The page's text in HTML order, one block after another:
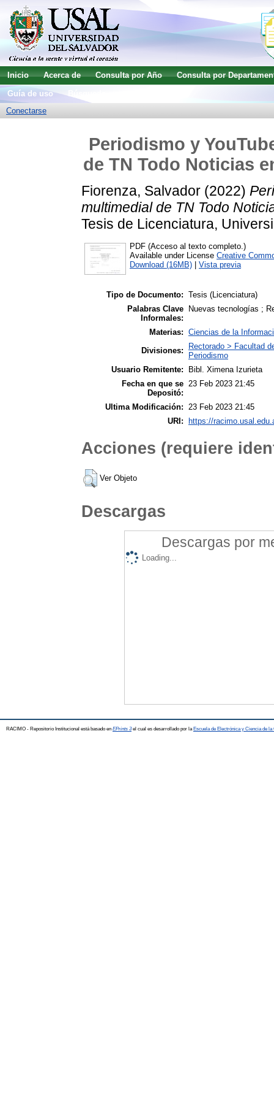
Inicio Acerca de Consulta por Año
Consulta por
Guía de uso
Conectarse
Periodismo y
de TN Todo Noticias
Fiorenza, Salvador (2022)
multimedial de TN Todo
Tesis de Licenciatura,
PDF (Acceso al texto completo.)
Available under License Creative
Download (16MB)
Vista previa
Tipo de Documento: Tesis (Licenciatura)
Palabras Clave
Informales:
Nuevas tecnologías ;
Materias: Ciencias de la
Divisiones:
Rectorado > Facultad
Periodismo
Usuario Remitente:
Bibl. Ximena Izurieta
Fecha en que se
Depositó:
23 Feb 2023 21:45
Ultima Modificación: 23 Feb 2023 21:45
URI:
https://
Acciones (requiere
Ver Objeto
Descargas
Descargas por
Loading...
RACIMO - Repositorio Institucional está basado en EPrints 3el cual es desarrollado por la Escuela de Electrónica y Ciencia de la